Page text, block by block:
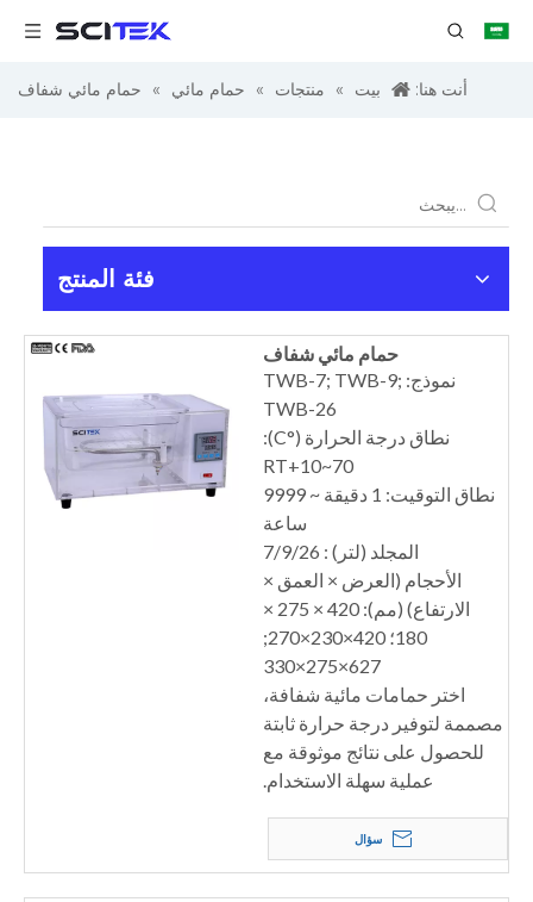
أنت هنا: بيت » منتجات » حمام مائي » حمام مائي شفاف
فئة المنتج
حمام مائي شفاف
نموذج: TWB-7; TWB-9;
TWB-26
نطاق درجة الحرارة (°C):
RT+10~70
نطاق التوقيت: 1 دقيقة ~ 9999
ساعة
المجلد (لتر) : 7/9/26
الأحجام (العرض × العمق ×
الارتفاع) (مم): 420 × 275 ×
180؛ 420×230×270;
627×275×330
اختر حمامات مائية شفافة،
مصممة لتوفير درجة حرارة ثابتة
للحصول على نتائج موثوقة مع
عملية سهلة الاستخدام.
سؤال